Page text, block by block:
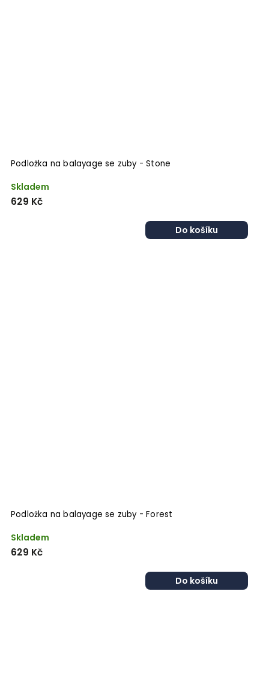
Podložka na balayage se zuby - Stone
Skladem
629 Kč
Do košíku
Podložka na balayage se zuby - Forest
Skladem
629 Kč
Do košíku